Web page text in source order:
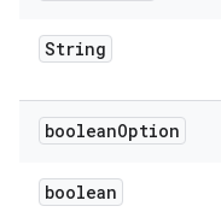
String
booleanOption
boolean